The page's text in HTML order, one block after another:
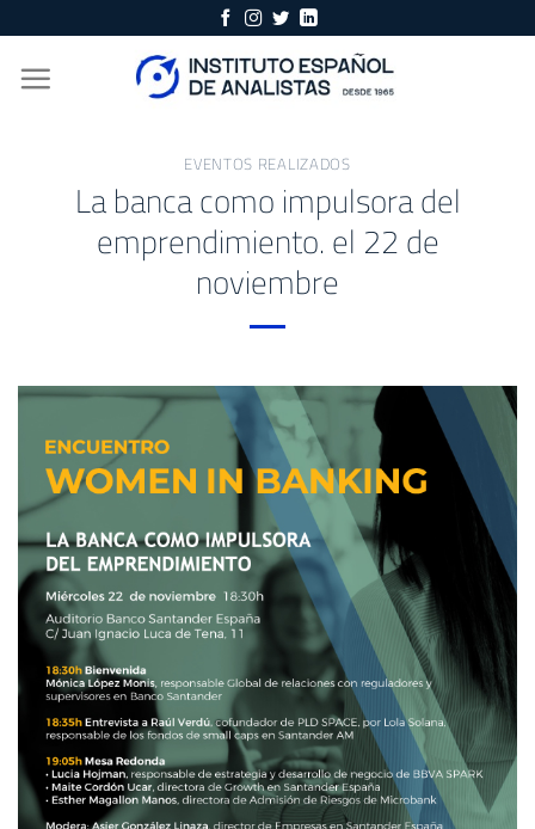
content
EVENTOS REALIZADOS
La banca como impulsora del
emprendimiento. el 22 de
noviembre